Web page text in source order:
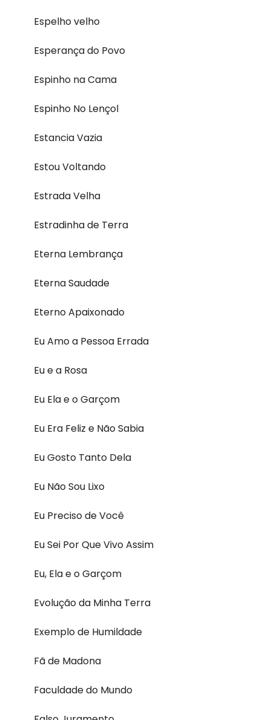
Espelho velho
Esperança do Povo
Espinho na Cama
Espinho No Lençol
Estancia Vazia
Estou Voltando
Estrada Velha
Estradinha de Terra
Eterna Lembrança
Eterna Saudade
Eterno Apaixonado
Eu Amo a Pessoa Errada
Eu e a Rosa
Eu Ela e o Garçom
Eu Era Feliz e Não Sabia
Eu Gosto Tanto Dela
Eu Não Sou Lixo
Eu Preciso de Você
Eu Sei Por Que Vivo Assim
Eu, Ela e o Garçom
Evolução da Minha Terra
Exemplo de Humildade
Fã de Madona
Faculdade do Mundo